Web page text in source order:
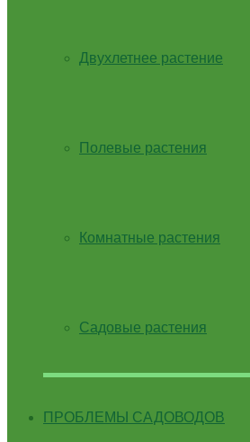
Двухлетнее растение
Полевые растения
Комнатные растения
Садовые растения
ПРОБЛЕМЫ САДОВОДОВ